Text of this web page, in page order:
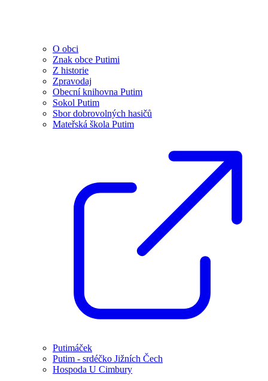
O obci
Znak obce Putimi
Z historie
Zpravodaj
Obecní knihovna Putim
Sokol Putim
Sbor dobrovolných hasičů
Mateřská škola Putim
Putimáček
Putim - srdéčko Jižních Čech
Hospoda U Cimbury